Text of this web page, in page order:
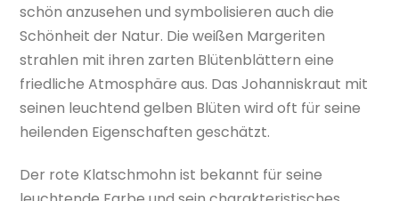
schön anzusehen und symbolisieren auch die
Schönheit der Natur. Die weißen Margeriten
strahlen mit ihren zarten Blütenblättern eine
friedliche Atmosphäre aus. Das Johanniskraut mit
seinen leuchtend gelben Blüten wird oft für seine
heilenden Eigenschaften geschätzt.
Der rote Klatschmohn ist bekannt für seine